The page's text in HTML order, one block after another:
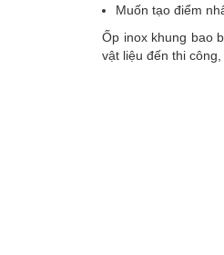
Muốn tạo điểm
Ốp inox khung bao
vật liệu đến thi